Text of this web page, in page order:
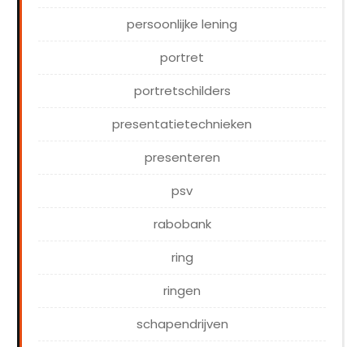
persoonlijke lening
portret
portretschilders
presentatietechnieken
presenteren
psv
rabobank
ring
ringen
schapendrijven